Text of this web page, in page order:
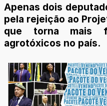
Apenas dois
pela rejeição ao
que torna mais
agrotóxicos no país.